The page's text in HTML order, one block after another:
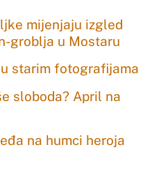
mijenjaju izgled
groblja u Mostaru
starim fotografijama
sloboda? April na
na humci heroja